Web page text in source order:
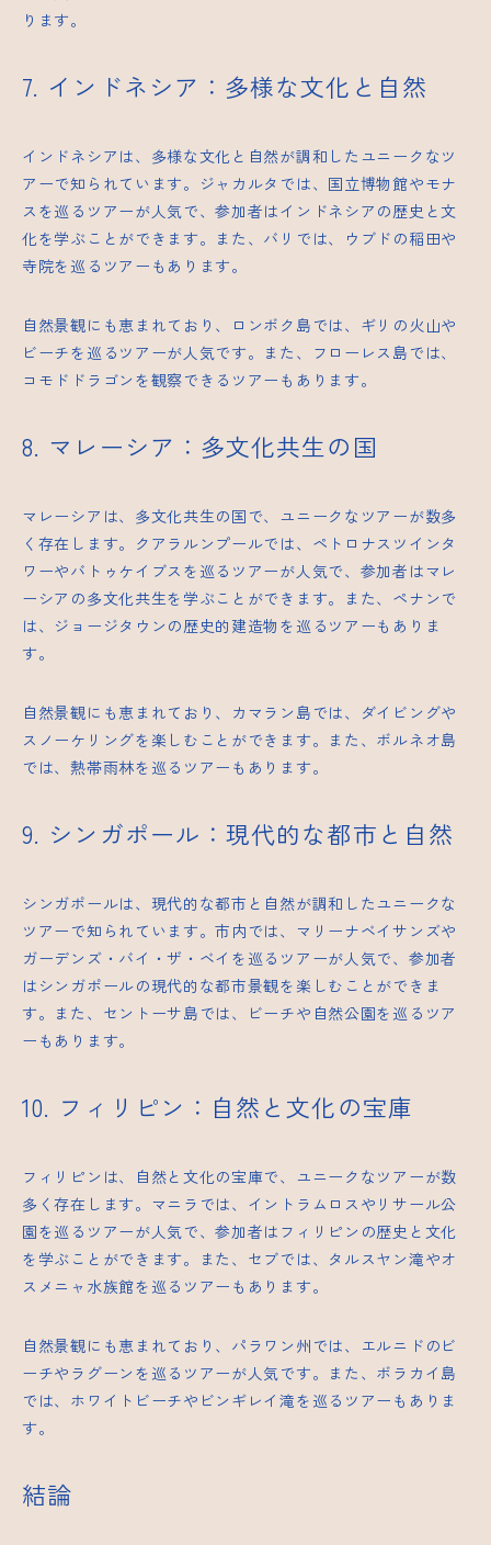
ります。
7. インドネシア：多様な文化と自然
インドネシアは、多様な文化と自然が調和したユニークなツ
アーで知られています。ジャカルタでは、国立博物館やモナ
スを巡るツアーが人気で、参加者はインドネシアの歴史と文
化を学ぶことができます。また、バリでは、ウブドの稲田や
寺院を巡るツアーもあります。
自然景観にも恵まれており、ロンボク島では、ギリの火山や
ビーチを巡るツアーが人気です。また、フローレス島では、
コモドドラゴンを観察できるツアーもあります。
8. マレーシア：多文化共生の国
マレーシアは、多文化共生の国で、ユニークなツアーが数多
く存在します。クアラルンプールでは、ペトロナスツインタ
ワーやバトゥケイブスを巡るツアーが人気で、参加者はマレ
ーシアの多文化共生を学ぶことができます。また、ペナンで
は、ジョージタウンの歴史的建造物を巡るツアーもありま
す。
自然景観にも恵まれており、カマラン島では、ダイビングや
スノーケリングを楽しむことができます。また、ボルネオ島
では、熱帯雨林を巡るツアーもあります。
9. シンガポール：現代的な都市と自然
シンガポールは、現代的な都市と自然が調和したユニークな
ツアーで知られています。市内では、マリーナベイサンズや
ガーデンズ・バイ・ザ・ベイを巡るツアーが人気で、参加者
はシンガポールの現代的な都市景観を楽しむことができま
す。また、セントーサ島では、ビーチや自然公園を巡るツア
ーもあります。
10. フィリピン：自然と文化の宝庫
フィリピンは、自然と文化の宝庫で、ユニークなツアーが数
多く存在します。マニラでは、イントラムロスやリサール公
園を巡るツアーが人気で、参加者はフィリピンの歴史と文化
を学ぶことができます。また、セブでは、タルスヤン滝やオ
スメニャ水族館を巡るツアーもあります。
自然景観にも恵まれており、パラワン州では、エルニドのビ
ーチやラグーンを巡るツアーが人気です。また、ボラカイ島
では、ホワイトビーチやビンギレイ滝を巡るツアーもありま
す。
結論